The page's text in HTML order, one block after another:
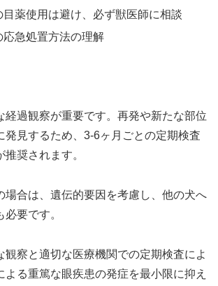
目薬使用は避け、必ず獣医師に相談
応急処置方法の理解
経過観察が重要です。再発や新たな部位
発見するため、3-6ヶ月ごとの定期検査
奨されます。
場合は、遺伝的要因を考慮し、他の犬へ
要です。
観察と適切な医療機関での定期検査によ
よる重篤な眼疾患の発症を最小限に抑え